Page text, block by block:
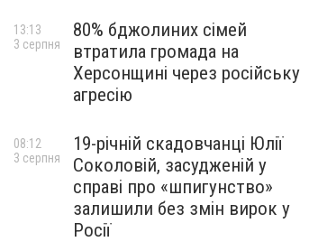
80% бджолиних сімей
втратила громада на
Херсонщині через російську
агресію
13:13
3 серпня
19-річній скадовчанці Юлії
Соколовій, засудженій у
справі про «шпигунство»
залишили без змін вирок у
Росії
08:12
3 серпня